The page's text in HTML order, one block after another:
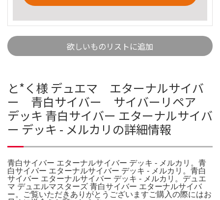
欲しいものリストに追加
と*く様 デュエマ エターナルサイバ
ー 青白サイバー サイバーリペア
デッキ 青白サイバー エターナルサイバ
ー デッキ - メルカリの詳細情報
青白サイバー エターナルサイバー デッキ - メルカリ。青
白サイバー エターナルサイバー デッキ - メルカリ。青白
サイバー エターナルサイバー デッキ - メルカリ。デュエ
マ デュエルマスターズ 青白サイバー エターナルサイバ
ー。ご覧いただきありがとうございますご購入の際にはお